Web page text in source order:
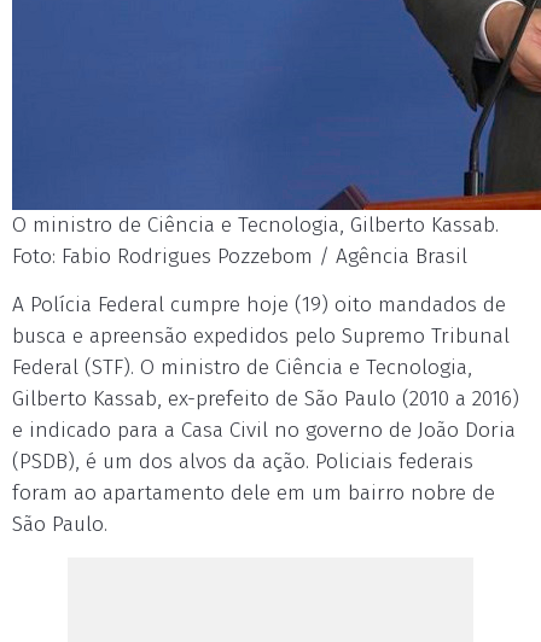
O ministro de Ciência e Tecnologia, Gilberto Kassab.
Foto: Fabio Rodrigues Pozzebom / Agência Brasil
A Polícia Federal cumpre hoje (19) oito mandados de
busca e apreensão expedidos pelo Supremo Tribunal
Federal (STF). O ministro de Ciência e Tecnologia,
Gilberto Kassab, ex-prefeito de São Paulo (2010 a 2016)
e indicado para a Casa Civil no governo de João Doria
(PSDB), é um dos alvos da ação. Policiais federais
foram ao apartamento dele em um bairro nobre de
São Paulo.